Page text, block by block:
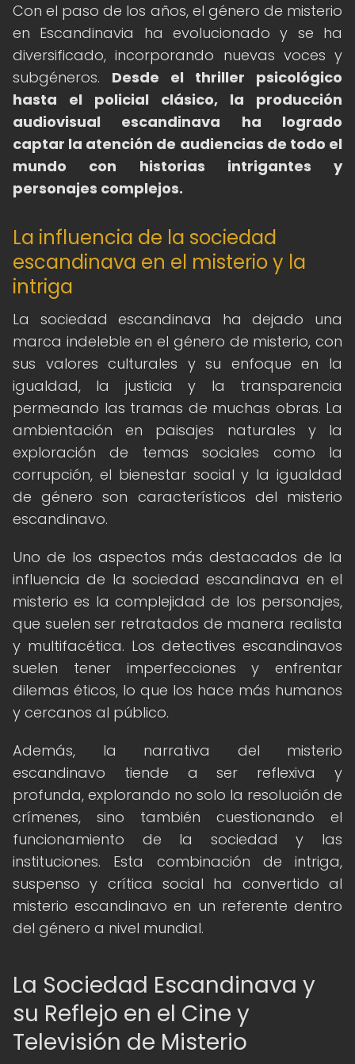
Con el paso de los años, el género de misterio
en Escandinavia ha evolucionado y se ha
diversificado, incorporando nuevas voces y
subgéneros. Desde el thriller psicológico
hasta el policial clásico, la producción
audiovisual escandinava ha logrado
captar la atención de audiencias de todo el
mundo con historias intrigantes y
personajes complejos.
La influencia de la sociedad
escandinava en el misterio y la
intriga
La sociedad escandinava ha dejado una
marca indeleble en el género de misterio, con
sus valores culturales y su enfoque en la
igualdad, la justicia y la transparencia
permeando las tramas de muchas obras. La
ambientación en paisajes naturales y la
exploración de temas sociales como la
corrupción, el bienestar social y la igualdad
de género son característicos del misterio
escandinavo.
Uno de los aspectos más destacados de la
influencia de la sociedad escandinava en el
misterio es la complejidad de los personajes,
que suelen ser retratados de manera realista
y multifacética. Los detectives escandinavos
suelen tener imperfecciones y enfrentar
dilemas éticos, lo que los hace más humanos
y cercanos al público.
Además, la narrativa del misterio
escandinavo tiende a ser reflexiva y
profunda, explorando no solo la resolución de
crímenes, sino también cuestionando el
funcionamiento de la sociedad y las
instituciones. Esta combinación de intriga,
suspenso y crítica social ha convertido al
misterio escandinavo en un referente dentro
del género a nivel mundial.
La Sociedad Escandinava y
su Reflejo en el Cine y
Televisión de Misterio